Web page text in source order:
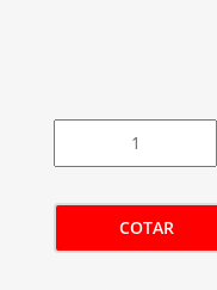
COTAR